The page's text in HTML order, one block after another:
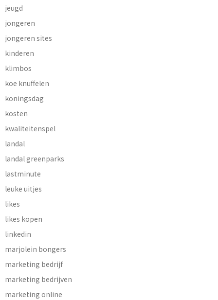
jeugd
jongeren
jongeren sites
kinderen
klimbos
koe knuffelen
koningsdag
kosten
kwaliteitenspel
landal
landal greenparks
lastminute
leuke uitjes
likes
likes kopen
linkedin
marjolein bongers
marketing bedrijf
marketing bedrijven
marketing online